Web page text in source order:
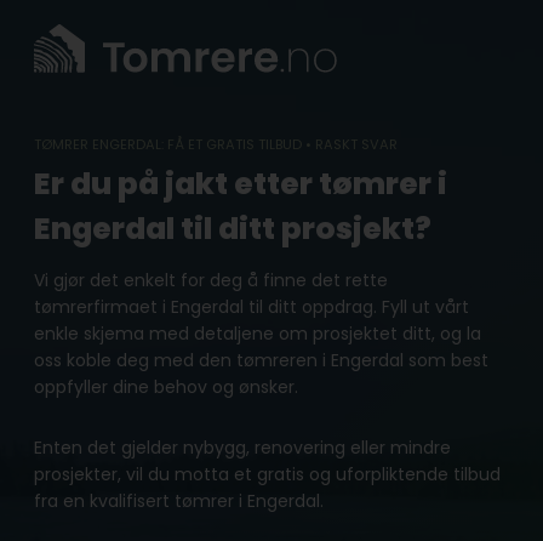
content
TØMRER ENGERDAL: FÅ ET GRATIS TILBUD • RASKT SVAR
Er du på jakt etter tømrer i
Engerdal til ditt prosjekt?
Vi gjør det enkelt for deg å finne det rette
tømrerfirmaet i Engerdal til ditt oppdrag. Fyll ut vårt
enkle skjema med detaljene om prosjektet ditt, og la
oss koble deg med den tømreren i Engerdal som best
oppfyller dine behov og ønsker.
Enten det gjelder nybygg, renovering eller mindre
prosjekter, vil du motta et gratis og uforpliktende tilbud
fra en kvalifisert tømrer i Engerdal.